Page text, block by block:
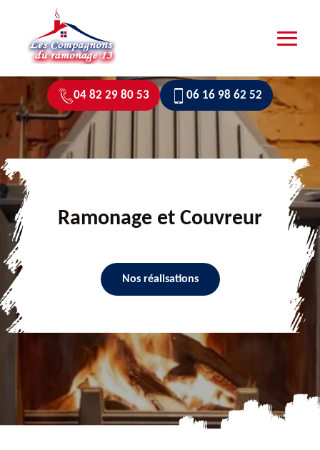
04 82 29 80 53 06 16 98 62 52
Ramonage et Couvreur
Nos réalisations